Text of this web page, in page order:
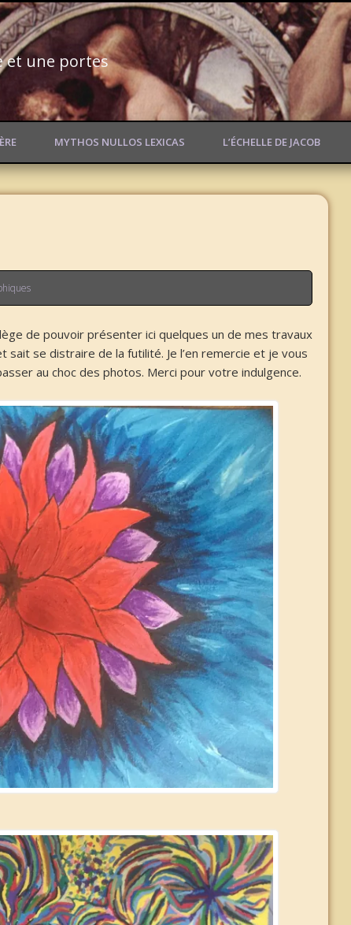
et une portes
MYTHOS NULLOS LEXICAS L’ÉCHELLE DE JACOB
de pouvoir présenter ici quelques un de mes travaux
se distraire de la futilité. Je l’en remercie et je vous
au choc des photos. Merci pour votre indulgence.